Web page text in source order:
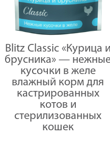
Blitz Classic «Курица и
брусника» —
кусочки в желе
влажный корм для
кастрированных
котов и
стерилизованных
кошек